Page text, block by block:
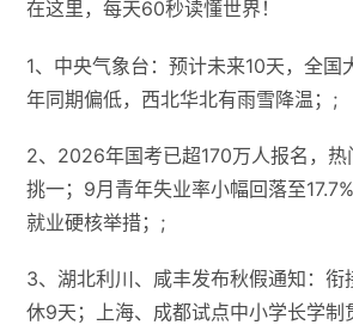
在这里，每天60秒读懂世界！
1、中央气象台：预计未来10天，全国
年同期偏低，西北华北有雨雪降温；;
2、2026年国考已超170万人报名，热
挑一；9月青年失业率小幅回落至
就业硬核举措；;
3、湖北利川、咸丰发布秋假通知：衔
休9天；上海、成都试点中小学长学制